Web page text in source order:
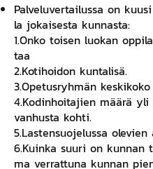
Pal­ve­lu­ver­tai­lus­sa on
la jo­kai­ses­ta kun­nas­ta:
1.On­ko toi­sen luo­kan
taa
2.Ko­ti­hoi­don kun­ta­li­sä.
3.Ope­tus­ryh­män
4.Ko­din­hoi­ta­jien mää­rä
van­hus­ta koh­ti.
5.Las­ten­suo­je­lus­sa
6.Kuin­ka suu­ri on
ma ver­rat­tu­na kun­nan